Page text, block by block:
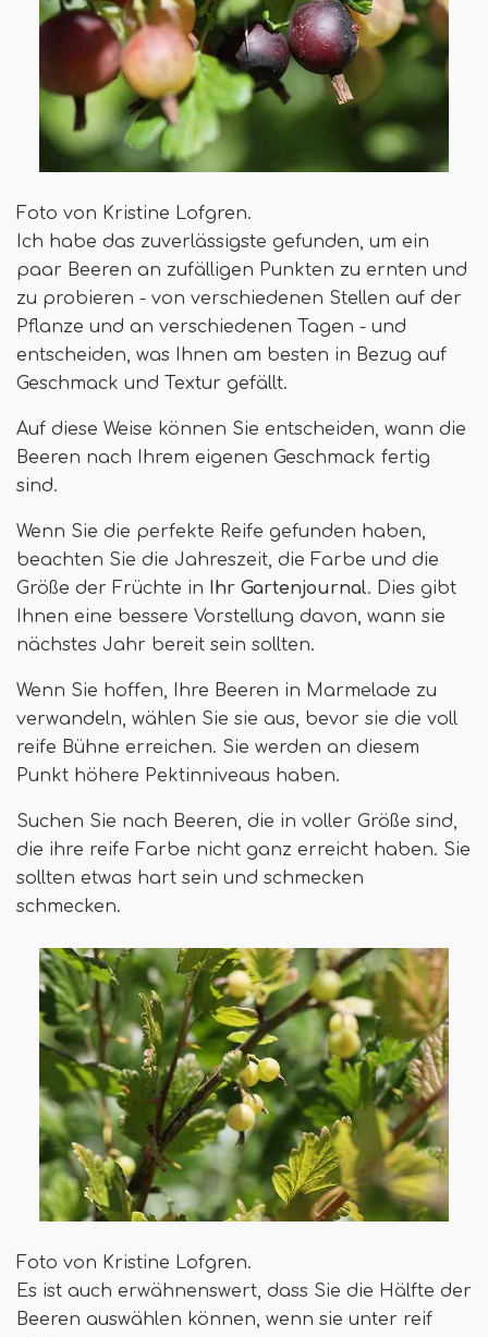
Foto von Kristine Lofgren.
Ich habe das zuverlässigste gefunden, um ein
paar Beeren an zufälligen Punkten zu ernten und
zu probieren - von verschiedenen Stellen auf der
Pflanze und an verschiedenen Tagen - und
entscheiden, was Ihnen am besten in Bezug auf
Geschmack und Textur gefällt.
Auf diese Weise können Sie entscheiden, wann die
Beeren nach Ihrem eigenen Geschmack fertig
sind.
Wenn Sie die perfekte Reife gefunden haben,
beachten Sie die Jahreszeit, die Farbe und die
Größe der Früchte in Ihr Gartenjournal. Dies gibt
Ihnen eine bessere Vorstellung davon, wann sie
nächstes Jahr bereit sein sollten.
Wenn Sie hoffen, Ihre Beeren in Marmelade zu
verwandeln, wählen Sie sie aus, bevor sie die voll
reife Bühne erreichen. Sie werden an diesem
Punkt höhere Pektinniveaus haben.
Suchen Sie nach Beeren, die in voller Größe sind,
die ihre reife Farbe nicht ganz erreicht haben. Sie
sollten etwas hart sein und schmecken
schmecken.
Foto von Kristine Lofgren.
Es ist auch erwähnenswert, dass Sie die Hälfte der
Beeren auswählen können, wenn sie unter reif